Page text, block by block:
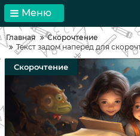
Меню
Главная
Скорочтение
Текст задом наперед для
Скорочтение